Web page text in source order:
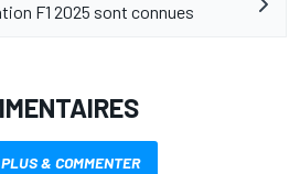
F1 2025 sont connues
PLUS & COMMENTER